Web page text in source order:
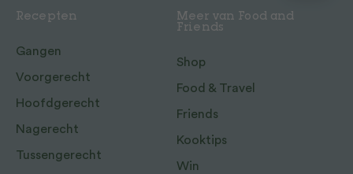
Recepten
Gangen
Voorgerecht
Hoofdgerecht
Nagerecht
Tussengerecht
Meer van Food and
Friends
Shop
Food & Travel
Friends
Kooktips
Win